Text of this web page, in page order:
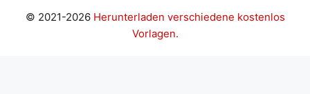
© 2021-2026 Herunterladen verschiedene kostenlos
Vorlagen.